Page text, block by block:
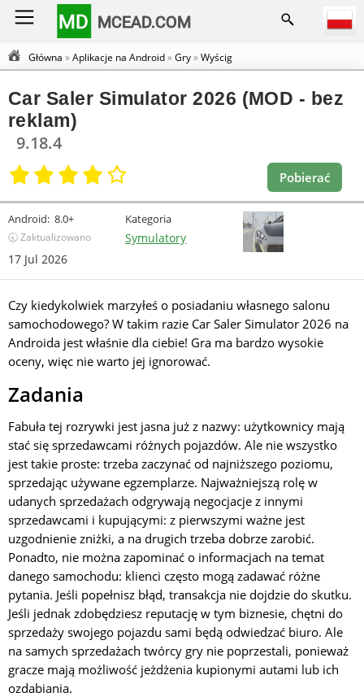
MD MCEAD.COM
Główna »Aplikacje na Android»Gry»Wyścig
Car Saler Simulator 2026 (MOD - bez
reklam)
9.18.4
Pobierać
Android: 8.0+
🕣 Zaktualizowano
17 Jul 2026
Kategoria
Symulatory
Czy kiedykolwiek marzyłeś o posiadaniu własnego salonu
samochodowego? W takim razie Car Saler Simulator 2026 na
Androida jest właśnie dla ciebie! Gra ma bardzo wysokie
oceny, więc nie warto jej ignorować.
Zadania
Fabuła tej rozrywki jest jasna już z nazwy: użytkownicy mają
stać się sprzedawcami różnych pojazdów. Ale nie wszystko
jest takie proste: trzeba zaczynać od najniższego poziomu,
sprzedając używane egzemplarze. Najważniejszą rolę w
udanych sprzedażach odgrywają negocjacje z innymi
sprzedawcami i kupującymi: z pierwszymi ważne jest
uzgodnienie zniżki, a na drugich trzeba dobrze zarobić.
Ponadto, nie można zapominać o informacjach na temat
danego samochodu: klienci często mogą zadawać różne
pytania. Jeśli popełnisz błąd, transakcja nie dojdzie do skutku.
Jeśli jednak zdobędziesz reputację w tym biznesie, chętni do
sprzedaży swojego pojazdu sami będą odwiedzać biuro. Ale
na samych sprzedażach twórcy gry nie poprzestali, ponieważ
gracze mają możliwość jeżdżenia kupionymi autami lub ich
ozdabiania.